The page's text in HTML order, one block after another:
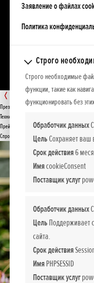
Заявление о файлах
Политика
Строго
Строго необходимые
функции, такие как
функционировать без
Обработчик данных
ЦельСохраняет ваш
Срок действия6
ИмяcookieConsent
Поставщик услуг
Обработчик данных
ЦельПоддерживает
сайта.
Срок действия
ИмяPHPSESSID
Поставщик услуг
HHH 36 BXB
Презентация
Технические данные
Прейскурант
Спросите подробнее